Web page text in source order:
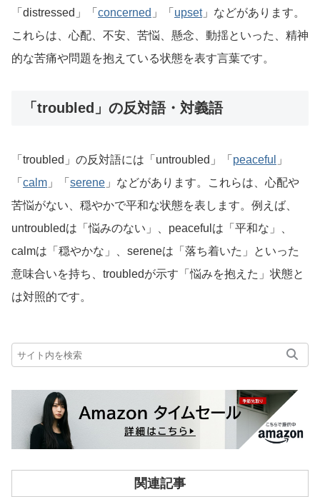
「distressed」「 concerned 」「 upset」などがあります。
これらは、心配、不安、苦悩、懸念、動揺といった、精神
的な苦痛や問題を抱えている状態を表す言葉です。
「troubled」の反対語・対義語
「troubled」の反対語には「untroubled」「 peaceful
」
「 calm 」「 serene 」などがあります。これらは、心配や
苦悩がない、穏やかで平和な状態を表します。例えば、
untroubledは「悩みのない」、peacefulは「平和な」、
calmは「穏やかな」、sereneは「落ち着いた」といった
意味合いを持ち、troubledが示す「悩みを抱えた」状態と
は対照的です。
関連記事